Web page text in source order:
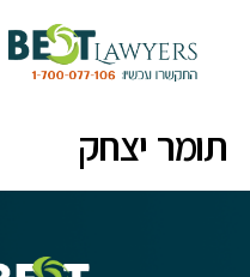
תומר יצחק